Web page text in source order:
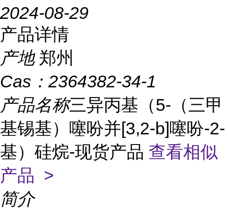
2024-08-29
产品详情
产地 郑州
Cas： 2364382-34-1
产品名称三异丙基（5-（三甲
基锡基）噻吩并[3,2-b]噻吩-2-
基）硅烷-现货产品 查看相似
产品 >
简介